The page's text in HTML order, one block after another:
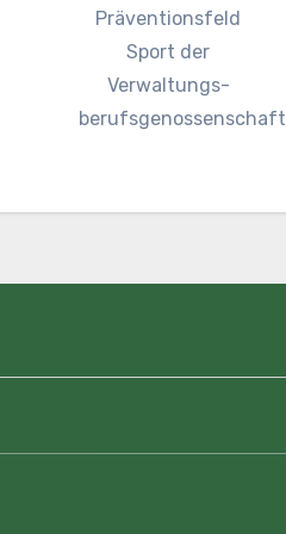
Präventionsfeld
Sport der
Verwaltungs-
berufsgenossenschaft